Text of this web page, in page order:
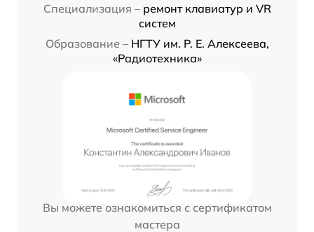
Специализация – ремонт клавиатур и VR
систем
Образование – НГТУ им. Р. Е. Алексеева,
«Радиотехника»
Вы можете ознакомиться с сертификатом
мастера